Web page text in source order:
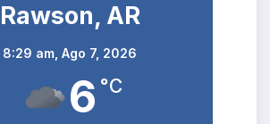
Rawson, AR
8:29 am, Ago 7, 2026
6 °C